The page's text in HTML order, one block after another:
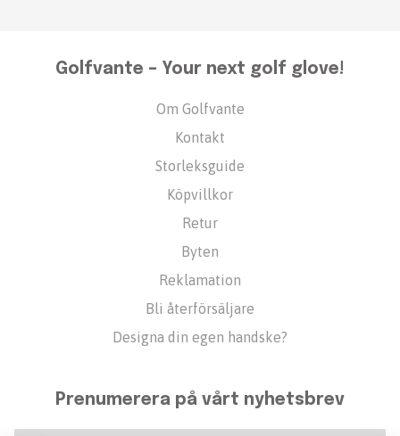
Golfvante – Your next golf glove!
Om Golfvante
Kontakt
Storleksguide
Köpvillkor
Retur
Byten
Reklamation
Bli återförsäljare
Designa din egen handske?
Prenumerera på vårt nyhetsbrev